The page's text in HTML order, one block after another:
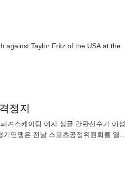
against Taylor Fritz of the USA at the
정지
겨스케이팅 여자 싱글 간판선수가 이성
연맹은 전날 스포츠공정위원회를 열어